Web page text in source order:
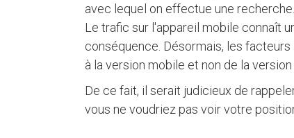
avec lequel on effectue une recherche.
Le trafic sur l'appareil mobile connaît
conséquence. Désormais, les
à la version mobile et non de la version
De ce fait, il serait judicieux de
vous ne voudriez pas voir votre